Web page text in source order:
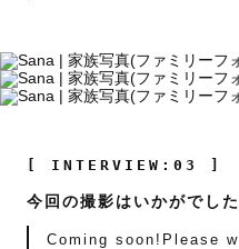
[ INTERVIEW:03 ]
今回の撮影はいかがでした
Coming soon!Please